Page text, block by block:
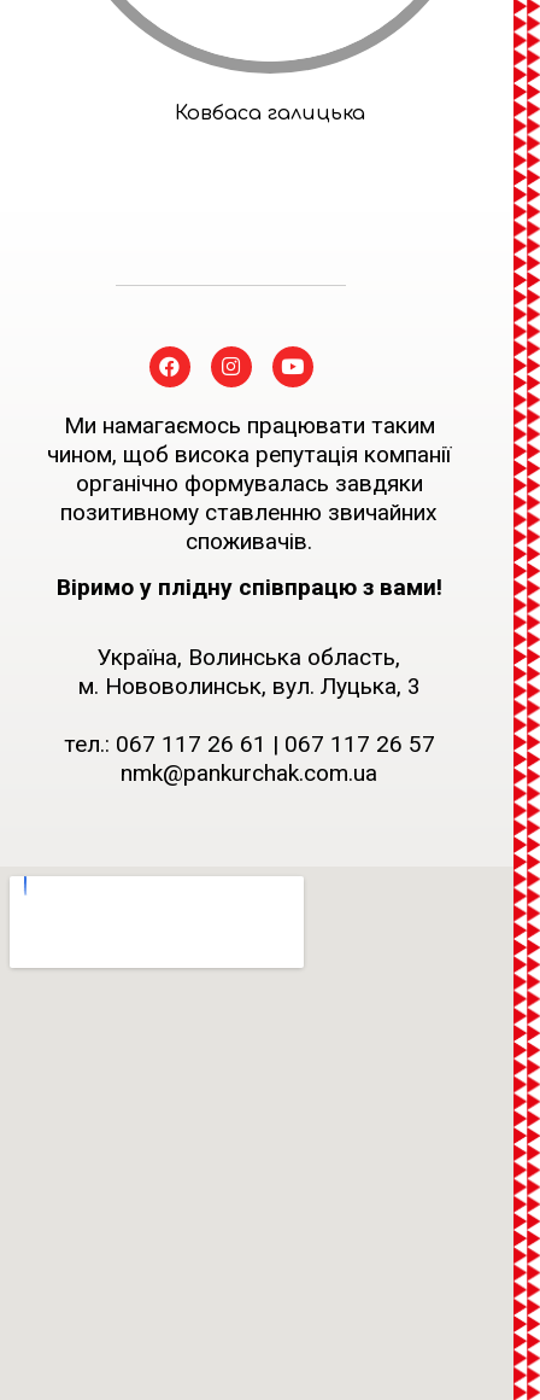
Ковбаса галицька
Ми намагаємось працювати таким
чином, щоб висока репутація компанії
органічно формувалась завдяки
позитивному ставленню звичайних
споживачів.
Віримо у плідну співпрацю з вами!
Україна, Волинська область,
м. Нововолинськ, вул. Луцька, 3
тел.: 067 117 26 61 | 067 117 26 57
nmk@pankurchak.com.ua